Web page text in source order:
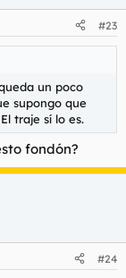
#23
un poco
supongo que
traje sí lo es.
fondón?
#24